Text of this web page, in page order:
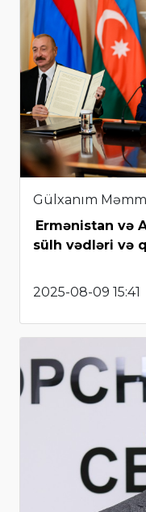
Gülxanım
Ermənistan və
sülh vədləri və
2025-08-09 15:41